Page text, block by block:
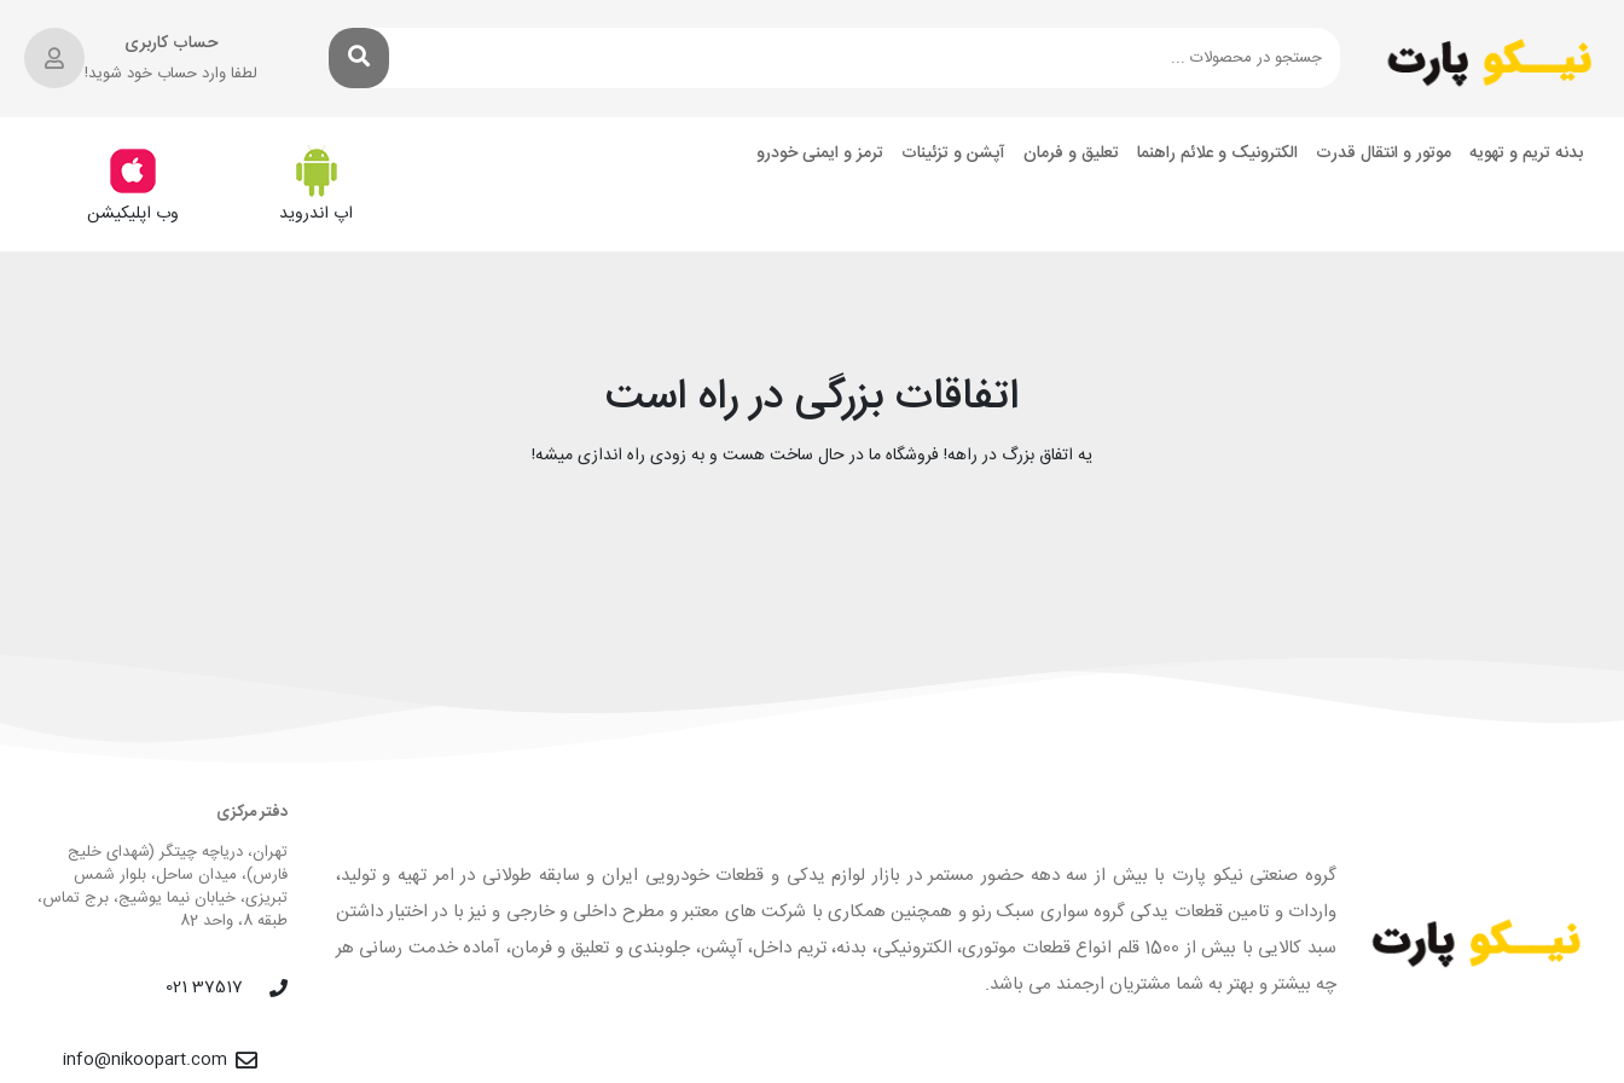
حساب کاربری
لطفا وارد حساب خود شوید!
بدنه تریم و تهویه موتور و انتقال قدرت الکترونیک و علائم راهنما تعلیق و فرمان آپشن و تزئینات ترمز و ایمنی خودرو
اپ اندروید وب اپلیکیشن
اتفاقات بزرگی در راه است
یه اتفاق بزرگ در راهه! فروشگاه ما در حال ساخت هست و به زودی راه اندازی میشه!
گروه صنعتی نیکو پارت با بیش از سه دهه حضور مستمر در بازار لوازم یدکی و قطعات خودرویی ایران و سابقه طولانی در امر تهیه و تولید،
واردات و تامین قطعات یدکی گروه سواری سبک رنو و همچنین همکاری با شرکت های معتبر و مطرح داخلی و خارجی و نیز با در اختیار داشتن
سبد کالایی با بیش از 1500 قلم انواع قطعات موتوری، الکترونیکی، بدنه، تریم داخل، آپشن، جلوبندی و تعلیق و فرمان، آماده خدمت رسانی هر
چه بیشتر و بهتر به شما مشتریان ارجمند می باشد.
دفتر مرکزی
تهران، دریاچه چیتگر (شهدای خلیج
فارس)، میدان ساحل، بلوار شمس
تبریزی، خیابان نیما یوشیج، برج تماس،
طبقه 8، واحد 82
37517 021
info@nikoopart.com